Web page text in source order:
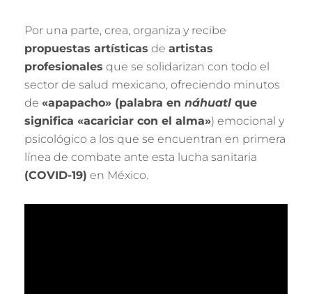
Por una parte, crea, organiza y recibe
propuestas artísticas de artistas
profesionales que se solidarizan con todo el
sector de salud mexicano, ofreciendo minutos
de «apapacho» (palabra en náhuatl que
significa «acariciar con el alma») emocional y
psicológico a los que se encuentran en primera
línea de combate ante esta lucha sanitaria
(COVID-19) en México.